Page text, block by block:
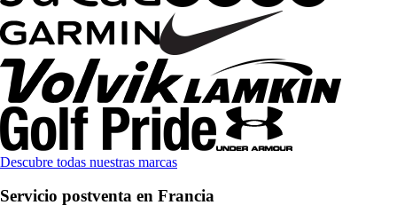
Descubre todas nuestras marcas
Servicio postventa en Francia